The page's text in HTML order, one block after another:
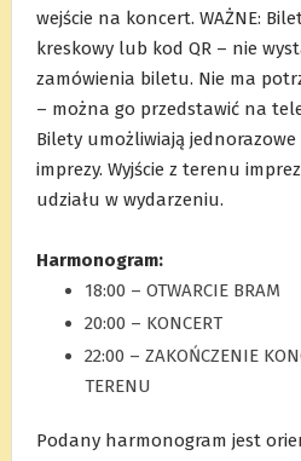
wejście na koncert. WAŻNE:
kreskowy lub kod QR – nie
zamówienia biletu. Nie ma
– można go przedstawić na
Bilety umożliwiają
imprezy. Wyjście z terenu
udziału w wydarzeniu.
Harmonogram:
18:00 – OTWARCIE BRAM
20:00 – KONCERT
22:00 – ZAKOŃCZENIE
TERENU
Podany harmonogram jest